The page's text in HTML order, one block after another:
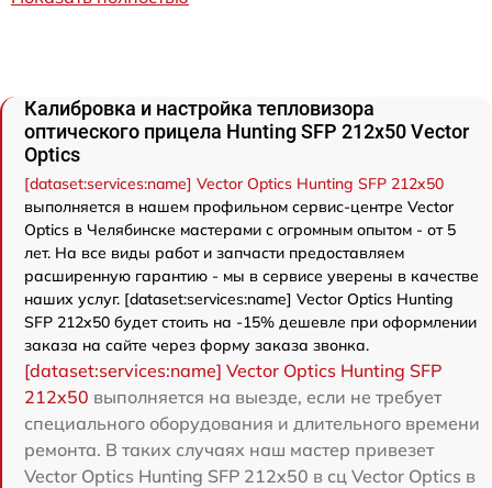
Калибровка и настройка тепловизора
оптического прицела Hunting SFP 212x50 Vector
Optics
[dataset:services:name] Vector Optics Hunting SFP 212x50
выполняется в нашем профильном сервис-центре Vector
Optics в Челябинске мастерами с огромным опытом - от 5
лет. На все виды работ и запчасти предоставляем
расширенную гарантию - мы в сервисе уверены в качестве
наших услуг. [dataset:services:name] Vector Optics Hunting
SFP 212x50 будет стоить на -15% дешевле при оформлении
заказа на сайте через форму заказа звонка.
[dataset:services:name] Vector Optics Hunting SFP
212x50 выполняется на выезде, если не требует
специального оборудования и длительного времени
ремонта. В таких случаях наш мастер привезет
Vector Optics Hunting SFP 212x50 в сц Vector Optics в